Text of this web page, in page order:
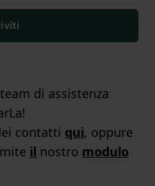
di assistenza
contatti qui, oppure
il nostro modulo